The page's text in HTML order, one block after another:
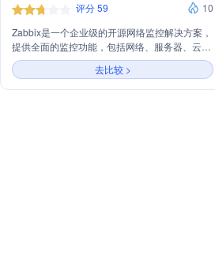
评分 59
10
Zabbix是一个企业级的开源网络监控解决方案，
提供全面的监控功能，包括网络、服务器、云、
容器、虚拟化环境、物联网设备和日志监控。它
支持多种操作系统和应用程序的集成，并提供实
时数据收集、处理和可视化。
去比较 >